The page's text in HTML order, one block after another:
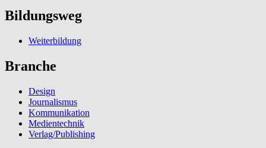
Bildungsweg
Weiterbildung
Branche
Design
Journalismus
Kommunikation
Medientechnik
Verlag/Publishing